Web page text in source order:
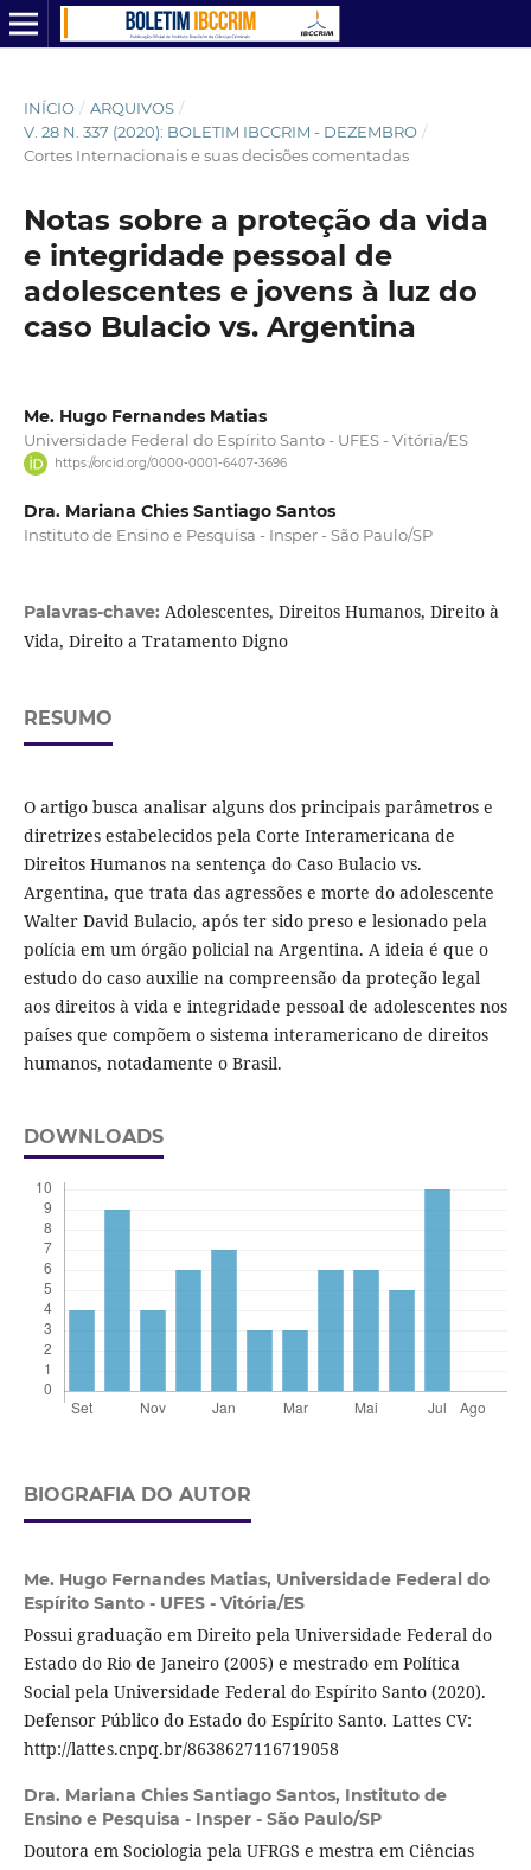
INÍCIO / ARQUIVOS /
V. 28 N. 337 (2020): BOLETIM IBCCRIM - DEZEMBRO /
Cortes Internacionais e suas decisões comentadas
Notas sobre a proteção da vida
e integridade pessoal de
adolescentes e jovens à luz do
caso Bulacio vs. Argentina
Me. Hugo Fernandes Matias
Universidade Federal do Espírito Santo - UFES - Vitória/ES
https://orcid.org/0000-0001-6407-3696
Dra. Mariana Chies Santiago Santos
Instituto de Ensino e Pesquisa - Insper - São Paulo/SP
Palavras-chave: Adolescentes, Direitos Humanos, Direito à
Vida, Direito a Tratamento Digno
RESUMO
O artigo busca analisar alguns dos principais parâmetros e
diretrizes estabelecidos pela Corte Interamericana de
Direitos Humanos na sentença do Caso Bulacio vs.
Argentina, que trata das agressões e morte do adolescente
Walter David Bulacio, após ter sido preso e lesionado pela
polícia em um órgão policial na Argentina. A ideia é que o
estudo do caso auxilie na compreensão da proteção legal
aos direitos à vida e integridade pessoal de adolescentes nos
países que compõem o sistema interamericano de direitos
humanos, notadamente o Brasil.
DOWNLOADS
BIOGRAFIA DO AUTOR
Me. Hugo Fernandes Matias, Universidade Federal do
Espírito Santo - UFES - Vitória/ES
Possui graduação em Direito pela Universidade Federal do
Estado do Rio de Janeiro (2005) e mestrado em Política
Social pela Universidade Federal do Espírito Santo (2020).
Defensor Público do Estado do Espírito Santo. Lattes CV:
http://lattes.cnpq.br/8638627116719058
Dra. Mariana Chies Santiago Santos, Instituto de
Ensino e Pesquisa - Insper - São Paulo/SP
Doutora em Sociologia pela UFRGS e mestra em Ciências